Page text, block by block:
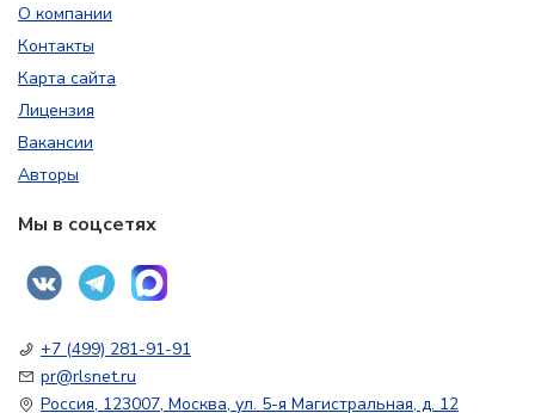
О компании
Контакты
Карта сайта
Лицензия
Вакансии
Авторы
Мы в соцсетях
+7 (499) 281-91-91
pr@rlsnet.ru
Россия, 123007, Москва, ул. 5-я Магистральная, д. 12